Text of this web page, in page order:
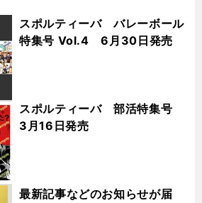
スポルティーバ バレーボール
特集号 Vol.4 6月30日発売
スポルティーバ 部活特集号
3月16日発売
最新記事などのお知らせが届